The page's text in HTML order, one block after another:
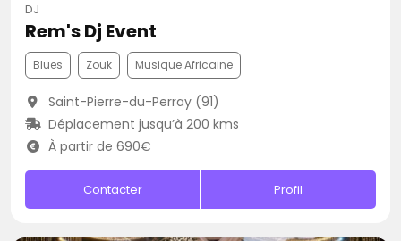
DJ
Rem's Dj Event
Blues Zouk Musique Africaine
Saint-Pierre-du-Perray (91)
Déplacement jusqu’à 200 kms
À partir de 690€
Contacter Profil